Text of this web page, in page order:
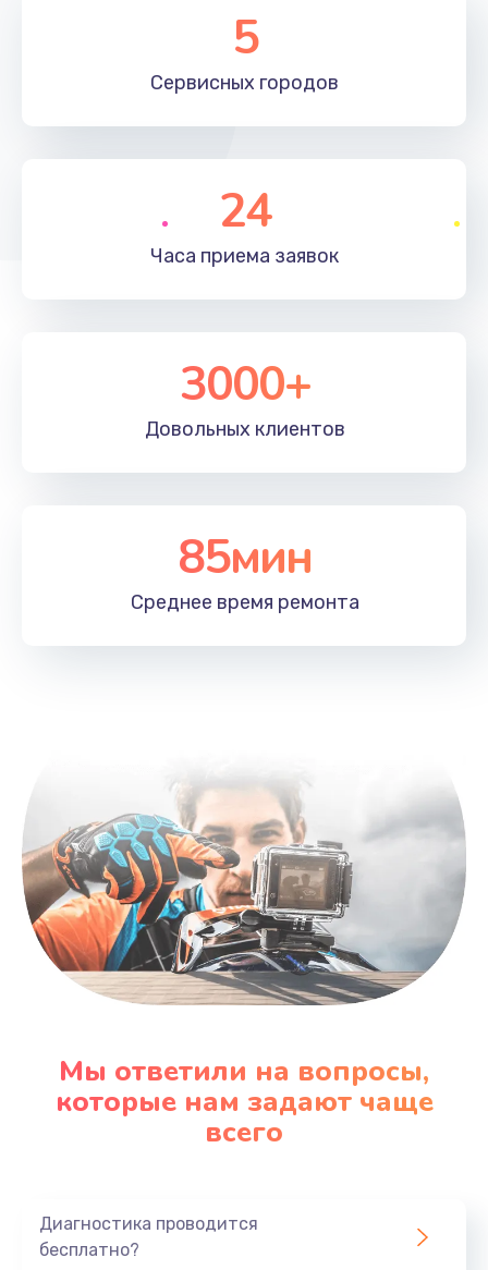
5
Сервисных городов
24
Часа приема заявок
3000+
Довольных клиентов
85мин
Среднее время ремонта
Мы ответили на вопросы,
которые нам задают чаще
всего
Диагностика проводится
бесплатно?